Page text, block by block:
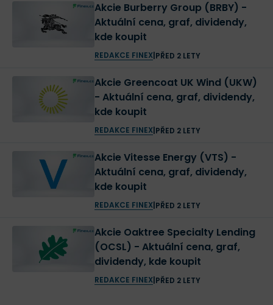
Akcie Burberry Group (BRBY) -
Aktuální cena, graf, dividendy,
kde koupit
REDAKCE FINEX| PŘED 2 LETY
Akcie Greencoat UK Wind (UKW)
- Aktuální cena, graf, dividendy,
kde koupit
REDAKCE FINEX| PŘED 2 LETY
Akcie Vitesse Energy (VTS) -
Aktuální cena, graf, dividendy,
kde koupit
REDAKCE FINEX| PŘED 2 LETY
Akcie Oaktree Specialty Lending
(OCSL) - Aktuální cena, graf,
dividendy, kde koupit
REDAKCE FINEX| PŘED 2 LETY